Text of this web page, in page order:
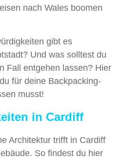
nach Wales boomen
gibt es
Und was solltest du
Fall entgehen lassen? Hier
für deine Backpacking-
musst!
in Cardiff
Architektur trifft in Cardiff
So findest du hier